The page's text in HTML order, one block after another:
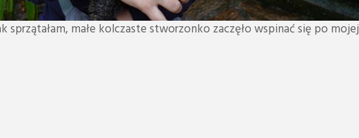
sprzątałam, małe kolczaste stworzonko zaczęło wspinać się po mojej